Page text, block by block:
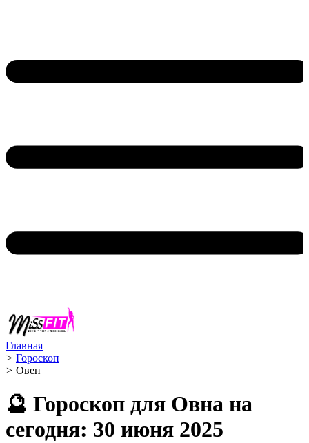
Главная
> Гороскоп
> Овен ️
🔮 Гороскоп для Овна на
сегодня: 30 июня 2025